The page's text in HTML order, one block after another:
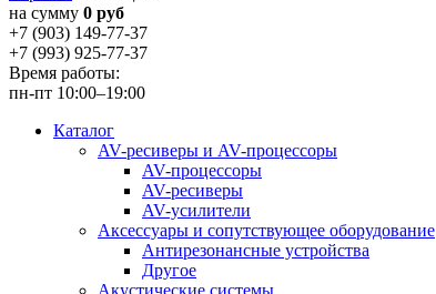
на сумму 0 руб
+7 (903) 149-77-37
+7 (993) 925-77-37
Время работы:
пн-пт 10:00–19:00
Каталог
AV-ресиверы и AV-процессоры
AV-процессоры
AV-ресиверы
AV-усилители
Аксессуары и сопутствующее оборудование
Антирезонансные устройства
Другое